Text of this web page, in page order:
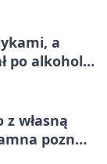
a
po alkoholu
własną
poznali